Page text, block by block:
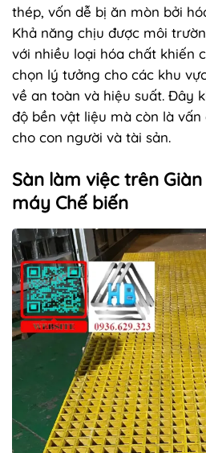
thép, vốn dễ bị ăn mòn bởi
Khả năng chịu được môi
với nhiều loại hóa chất khiến
chọn lý tưởng cho các khu
về an toàn và hiệu suất. Đây
độ bền vật liệu mà còn là
cho con người và tài sản.
Sàn làm việc trên
máy Chế biến